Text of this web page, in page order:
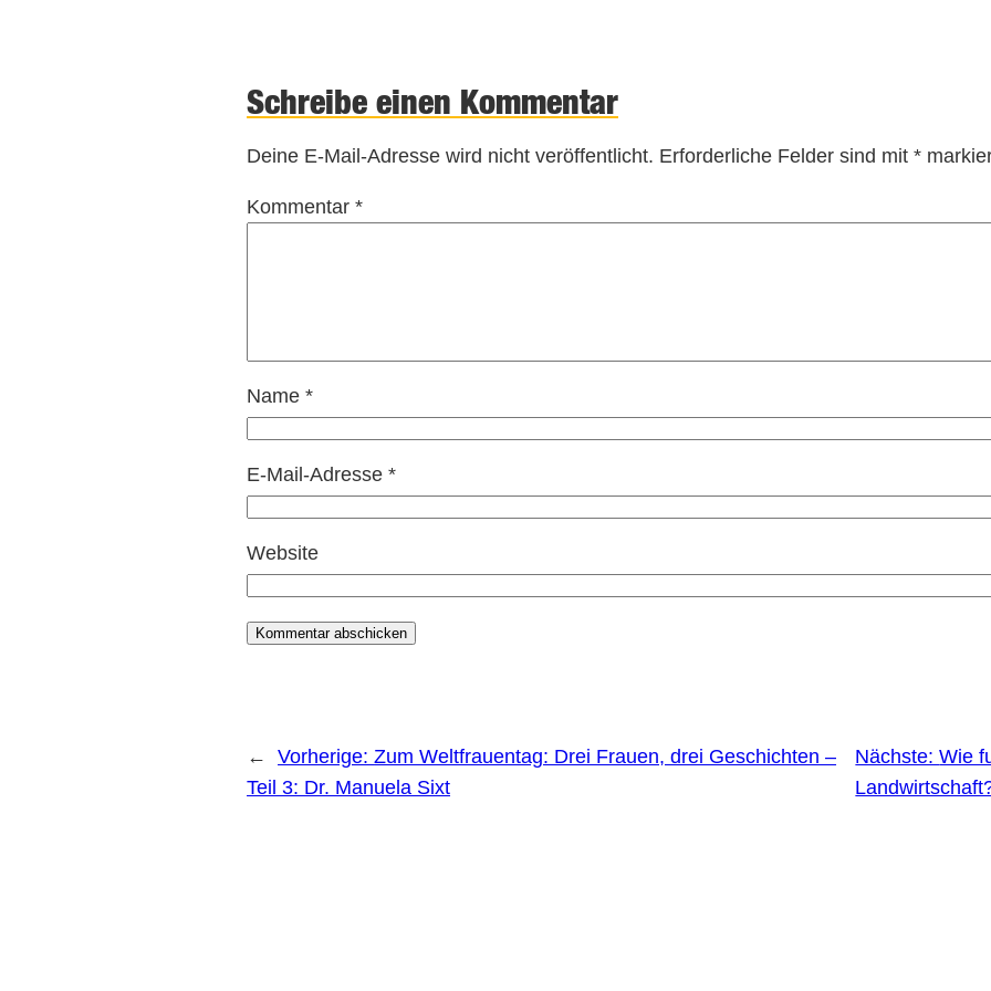
Schreibe einen Kommentar
Deine E-Mail-Adresse wird nicht veröffentlicht. Erforderliche Felder sind mit*
Kommentar*
Name*
E-Mail-Adresse*
Website
← Vorherige:Zum Weltfrauentag: Drei Frauen, drei Geschichten –
Teil 3: Dr. Manuela Sixt
Nächste:Wie